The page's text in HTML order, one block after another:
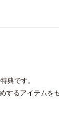
典です。
るアイテム